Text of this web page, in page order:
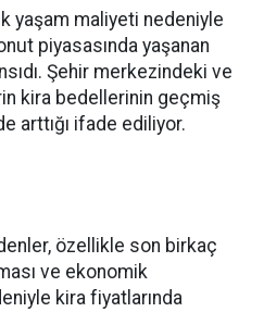
yaşam maliyeti nedeniyle
piyasasında yaşanan
Şehir merkezindeki ve
kira bedellerinin geçmiş
arttığı ifade ediliyor.
özellikle son birkaç
ve ekonomik
kira fiyatlarında